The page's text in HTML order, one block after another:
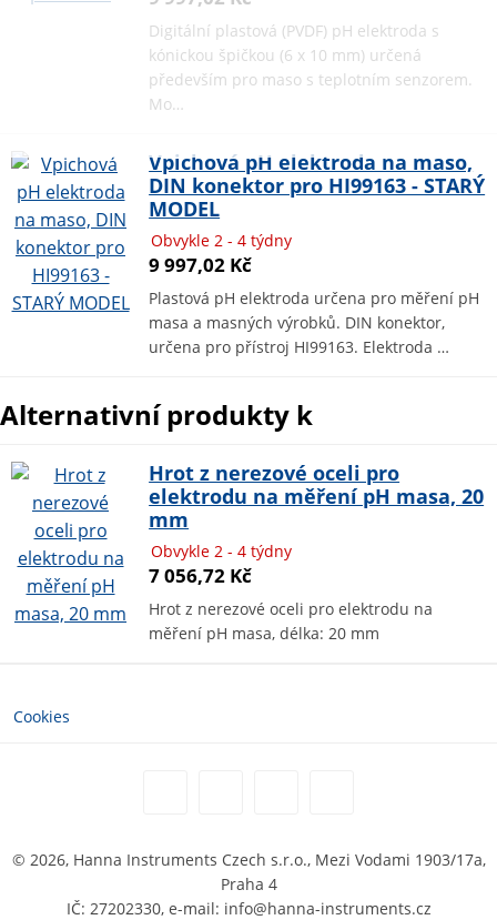
Digitální plastová (PVDF) pH elektroda s
kónickou špičkou (6 x 10 mm) určená
především pro maso s teplotním senzorem.
Mo…
Vpichová pH elektroda na maso,
DIN konektor pro HI99163 - STARÝ
MODEL
Obvykle 2 - 4 týdny
9 997,02 Kč
Plastová pH elektroda určena pro měření pH
masa a masných výrobků. DIN konektor,
určena pro přístroj HI99163. Elektroda …
Alternativní produkty k
Hrot z nerezové oceli pro
elektrodu na měření pH masa, 20
mm
Obvykle 2 - 4 týdny
7 056,72 Kč
Hrot z nerezové oceli pro elektrodu na
měření pH masa, délka: 20 mm
Cookies
© 2026, Hanna Instruments Czech s.r.o., Mezi Vodami 1903/17a,
Praha 4
IČ: 27202330, e-mail: info@hanna-instruments.cz